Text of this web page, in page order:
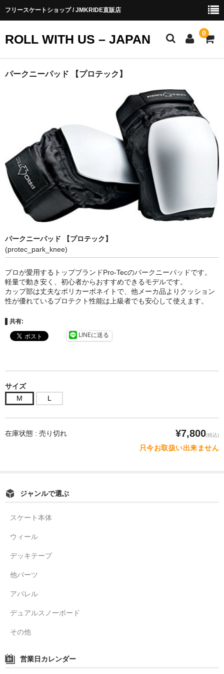
フリースケートショップ / JMKRIDE直販店
ROLL WITH US – JAPAN 0
お知らせ
お問い合わせ
パークニーパッド 【プロテック】
パークニーパッド 【プロテック】
(protec_park_knee)
プロが愛用するトップブランドPro-Tecのパークニーパッドです。
軽量で動き安く、初心者からおすすめできるモデルです。
カップ部は丈夫なポリカーボネイトで、他メーカ品よりクッション
性が優れているプロテクト性能は上級者でも安心して使えます。
共有:
LINEに送る
サイズ
M
L
在庫状態 : 売り切れ ¥7,800(税込)
只今お取扱い出来ません
ジャンルで選ぶ
スケート本体
ウィール
デッキテープ
他パーツ
アパレル
デュアルスノーボード
その他
営業日カレンダー